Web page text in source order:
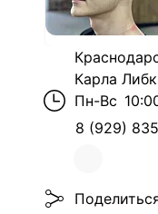
Карла
Пн-Вс
8 (929)